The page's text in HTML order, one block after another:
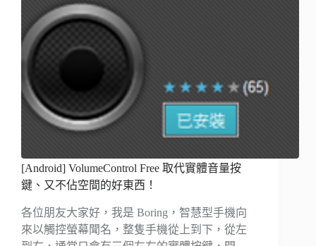
[Android] VolumeControl Free 取代實體音量按
鍵、又不佔空間的好東西！
各位朋友大家好，我是 Boring，智慧型手機向
來以觸控螢幕聞名，整隻手機從上到下，從左